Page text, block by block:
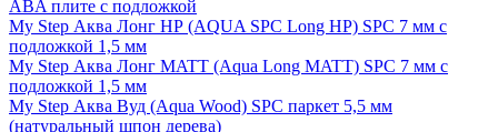
ABA плите с подложкой
My Step Аква Лонг НР (AQUA SPC Long HP) SPC 7 мм с
подложкой 1,5 мм
My Step Аква Лонг MATT (Aqua Long MATT) SPC 7 мм с
подложкой 1,5 мм
My Step Аква Вуд (Aqua Wood) SPC паркет 5,5 мм
(натуральный шпон дерева)